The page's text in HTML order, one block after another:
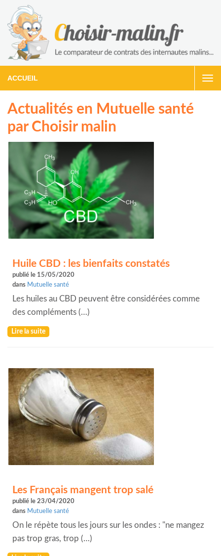
ACCUEIL
Actualités en Mutuelle santé
par Choisir malin
Huile CBD : les bienfaits constatés
publié le 15/05/2020
dans Mutuelle santé
Les huiles au CBD peuvent être considérées comme
des compléments (…)
Lire la suite
Les Français mangent trop salé
publié le 23/04/2020
dans Mutuelle santé
On le répète tous les jours sur les ondes : "ne mangez
pas trop gras, trop (…)